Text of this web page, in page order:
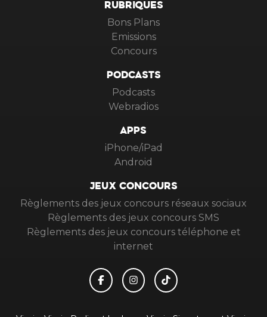
RUBRIQUES
Bons Plans
Emissions
Concours
PODCASTS
Podcasts
Webradios
APPS
iPhone/iPad
Android
JEUX CONCOURS
Règlements des jeux concours réseaux sociaux
Règlements des jeux concours SMS
Règlements des jeux concours téléphone et
internet